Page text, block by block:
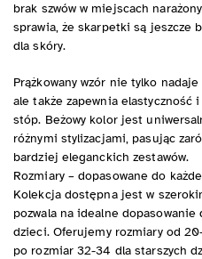
brak szwów w miejscach
sprawia, że skarpetki są jeszcze
dla skóry.
Prążkowany wzór nie tylko
ale także zapewnia elastyczność
stóp. Beżowy kolor jest
różnymi stylizacjami, pasując
bardziej eleganckich zestawów.
Rozmiary – dopasowane do
Kolekcja dostępna jest w
pozwala na idealne
dzieci. Oferujemy rozmiary od
po rozmiar 32-34 dla starszych